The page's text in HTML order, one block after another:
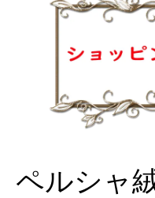
ペルシャ